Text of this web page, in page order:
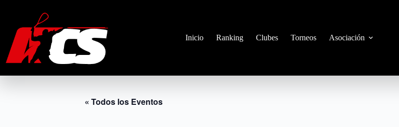
Inicio
Ranking Clubes Torneos Asociación
« Todos los Eventos